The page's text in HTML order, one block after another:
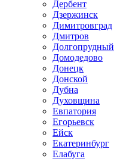
Дербент
Дзержинск
Димитровград
Дмитров
Долгопрудный
Домодедово
Донецк
Донской
Дубна
Духовщина
Евпатория
Егорьевск
Ейск
Екатеринбург
Елабуга